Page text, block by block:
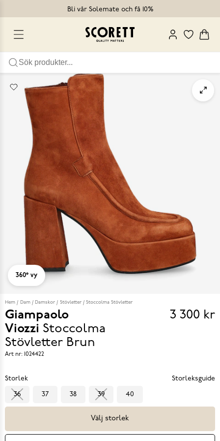
Bli vår Solemate och få 10%
360° vy
Hem Dam Damskor Stövletter Stoccolma Stövletter
Giampaolo
Viozzi Stoccolma
Stövletter Brun
Pris
3 300 kr
Art nr: 1024422
Storlek Storleksguide
36 37 38 39 40
Välj storlek